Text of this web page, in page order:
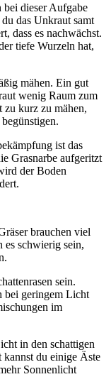
bei dieser Aufgabe
das Unkraut samt
dass es nachwächst.
tiefe Wurzeln hat,
mähen. Ein gut
wenig Raum zum
zu kurz zu mähen,
ist das
Grasnarbe aufgeritzt
der Boden
brauchen viel
es schwierig sein,
sein.
bei geringem Licht
im
in den schattigen
du einige Äste
Sonnenlicht